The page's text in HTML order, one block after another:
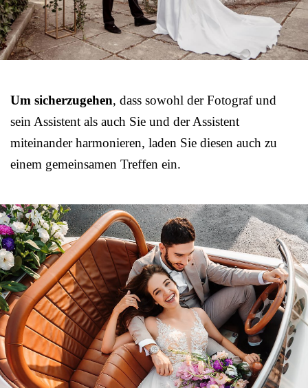
Um sicherzugehen, dass sowohl der Fotograf und
sein Assistent als auch Sie und der Assistent
miteinander harmonieren, laden Sie diesen auch zu
einem gemeinsamen Treffen ein.